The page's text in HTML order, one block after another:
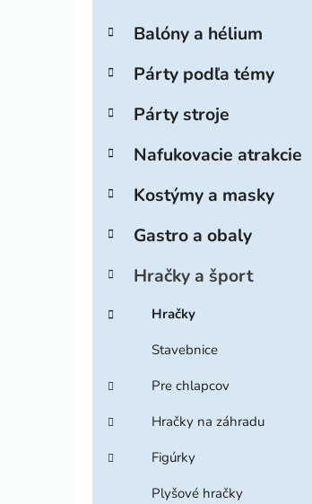
Balóny a hélium
Párty podľa témy
Párty stroje
Nafukovacie atrakcie
Kostýmy a masky
Gastro a obaly
Hračky a šport
Hračky
Stavebnice
Pre chlapcov
Hračky na záhradu
Figúrky
Plyšové hračky